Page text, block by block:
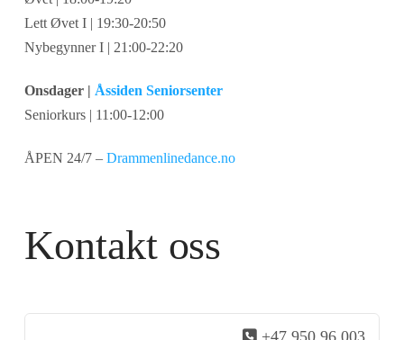
Lett Øvet I | 19:30-20:50
Nybegynner I | 21:00-22:20
Onsdager | Åssiden Seniorsenter
Seniorkurs | 11:00-12:00
ÅPEN 24/7 – Drammenlinedance.no
Kontakt oss